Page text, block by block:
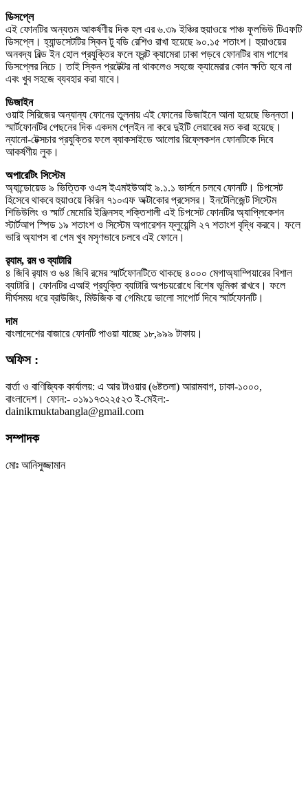
ডিসপ্লে
এই ফোনটির অন্যতম আকর্ষণীয় দিক হল এর ৬.৩৯ ইঞ্চির হুয়াওয়ে পাঞ্চ ফুলভিউ টিএফটি
ডিসপ্লে। হ্যান্ডসেটটির স্কিন টু বডি রেশিও রাখা হয়েছে ৯০.১৫ শতাংশ। হুয়াওয়ের
অনবদ্য বিল্ড ইন হোল প্রযুক্তির ফলে ফ্রন্ট ক্যামেরা ঢাকা পড়বে ফোনটির বাম পাশের
ডিসপ্লের নিচে। তাই স্কিন প্রটেক্টর না থাকলেও সহজে ক্যামেরার কোন ক্ষতি হবে না
এবং খুব সহজে ব্যবহার করা যাবে।
ডিজাইন
ওয়াই সিরিজের অন্যান্য ফোনের তুলনায় এই ফোনের ডিজাইনে আনা হয়েছে ভিন্নতা।
স্মার্টফোনটির পেছনের দিক একদম প্লেইন না করে দুইটি লেয়ারের মত করা হয়েছে।
ন্যানো-টেক্সচার প্রযুক্তির ফলে ব্যাকসাইডে আলোর রিফ্লেকশন ফোনটিকে দিবে
আকর্ষণীয় লুক।
অপারেটিং সিস্টেম
অ্যান্ডোয়েড ৯ ভিত্তিক ওএস ইএমইউআই ৯.১.১ ভার্সনে চলবে ফোনটি। চিপসেট
হিসেবে থাকবে হুয়াওয়ে কিরিন ৭১০এফ অক্টাকোর প্রসেসর। ইনটেলিজেন্ট সিস্টেম
শিডিউলিং ও স্মার্ট মেমোরি ইঞ্জিনসহ শক্তিশালী এই চিপসেট ফোনটির অ্যাপ্লিকেশন
স্টার্টআপ স্পিড ১৯ শতাংশ ও সিস্টেম অপারেশন ফ্লুয়েন্সি ২৭ শতাংশ বৃদ্ধি করবে। ফলে
ভারি অ্যাপস বা গেম খুব মসৃণভাবে চলবে এই ফোনে।
র‌্যাম, রম ও ব্যাটারি
৪ জিবি র‌্যাম ও ৬৪ জিবি রমের স্মার্টফোনটিতে থাকছে ৪০০০ মেগাঅ্যাম্পিয়ারের বিশাল
ব্যাটারি। ফোনটির এআই প্রযুক্তি ব্যাটারি অপচয়রোধে বিশেষ ভূমিকা রাখবে। ফলে
দীর্ঘসময় ধরে ব্রাউজিং, মিউজিক বা গেমিংয়ে ভালো সাপোর্ট দিবে স্মার্টফোনটি।
দাম
বাংলাদেশের বাজারে ফোনটি পাওয়া যাচ্ছে ১৮,৯৯৯ টাকায়।
অফিস :
বার্তা ও বাণিজ্যিক কার্যালয়: এ আর টাওয়ার (৬ষ্টতলা) আরামবাগ, ঢাকা-১০০০,
বাংলাদেশ। ফোন:- ০১৯১৭৩২২৫২৩ ই-মেইল:-
dainikmuktabangla@gmail.com
সম্পাদক
মোঃ আনিসুজ্জামান